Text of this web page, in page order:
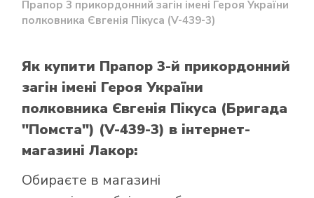
Прапор 3 прикордонний загін імені Героя України
полковника Євгенія Пікуса (V-439-3)
Як купити Прапор 3-й прикордонний
загін імені Героя України
полковника Євгенія Пікуса (Бригада
"Помста") (V-439-3) в інтернет-
магазині Лакор:
Обираєте в магазині